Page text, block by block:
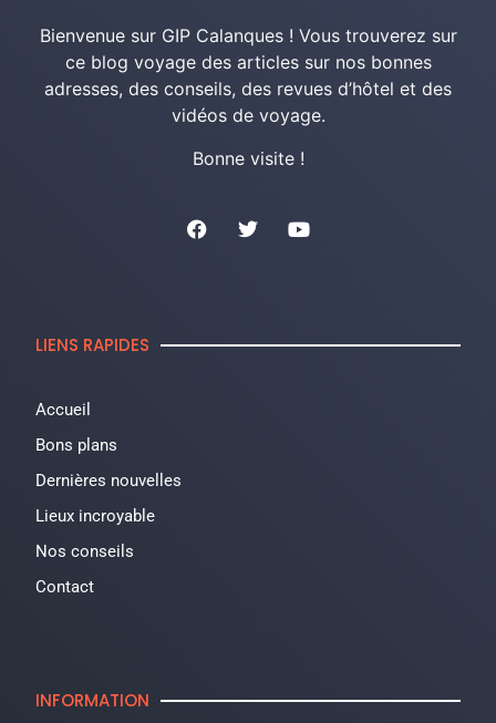
Bienvenue sur GIP Calanques ! Vous trouverez sur
ce blog voyage des articles sur nos bonnes
adresses, des conseils, des revues d’hôtel et des
vidéos de voyage.
Bonne visite !
LIENS RAPIDES
Accueil
Bons plans
Dernières nouvelles
Lieux incroyable
Nos conseils
Contact
INFORMATION